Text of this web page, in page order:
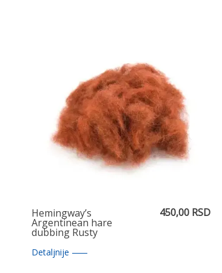
Hemingway’s
Argentinean hare
dubbing Rusty
450,00 RSD
Detaljnije